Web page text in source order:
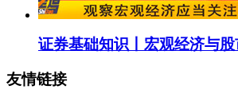
证券基础知识丨宏观经济与股
友情链接